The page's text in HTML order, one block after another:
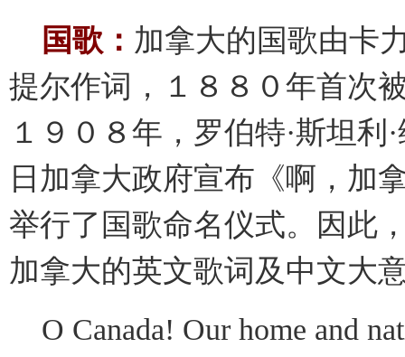
国歌： 加拿大的国歌由卡
提尔作词，１８８０年首次
１９０８年，罗伯特·斯坦
日加拿大政府宣布《啊，加
举行了国歌命名仪式。因此
加拿大的英文歌词及中文大
O Canada! Our home and